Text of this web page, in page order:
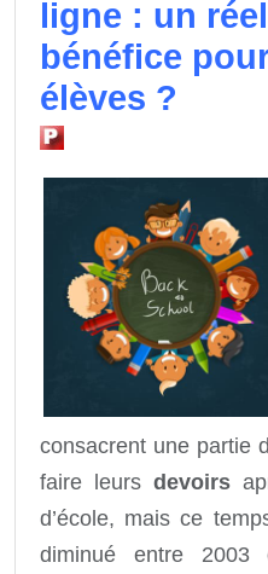
ligne : un réel
bénéfice
élèves ?
consacrent une partie
faire leurs devoirs
d’école, mais ce
diminué entre